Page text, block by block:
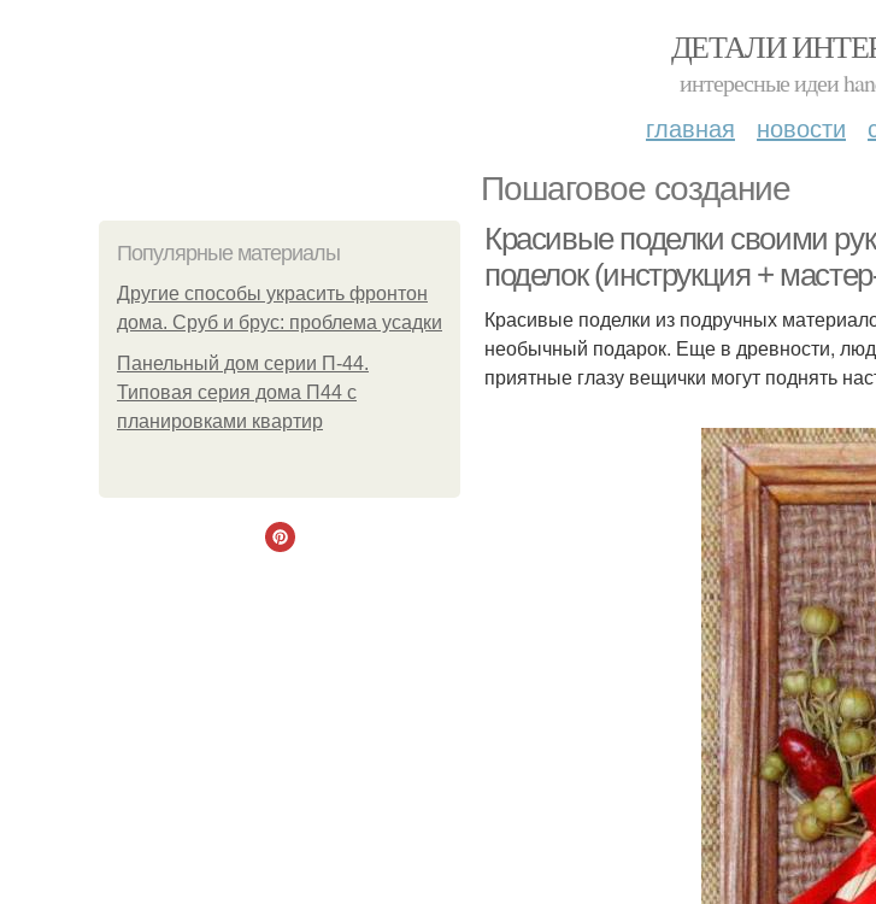
ДЕТАЛИ
интересные идеи
главная новости
Пошаговое создание
Популярные материалы
Другие способы украсить фронтон
дома. Сруб и брус: проблема усадки
Панельный дом серии П-44.
Типовая серия дома П44 с
планировками квартир
Красивые поделки своими
поделок (инструкция +
Красивые поделки из подручных
необычный подарок. Еще в древности,
приятные глазу вещички могут поднять